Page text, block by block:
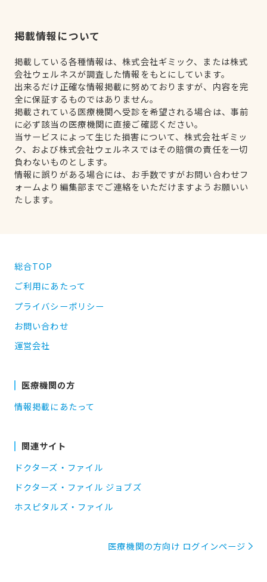
掲載情報について
掲載している各種情報は、株式会社ギミック、または株式
会社ウェルネスが調査した情報をもとにしています。
出来るだけ正確な情報掲載に努めておりますが、内容を完
全に保証するものではありません。
掲載されている医療機関へ受診を希望される場合は、事前
に必ず該当の医療機関に直接ご確認ください。
当サービスによって生じた損害について、株式会社ギミッ
ク、および株式会社ウェルネスではその賠償の責任を一切
負わないものとします。
情報に誤りがある場合には、お手数ですがお問い合わせフ
ォームより編集部までご連絡をいただけますようお願いい
たします。
総合TOP
ご利用にあたって
プライバシーポリシー
お問い合わせ
運営会社
医療機関の方
情報掲載にあたって
関連サイト
ドクターズ・ファイル
ドクターズ・ファイル ジョブズ
ホスピタルズ・ファイル
医療機関の方向け ログインページ